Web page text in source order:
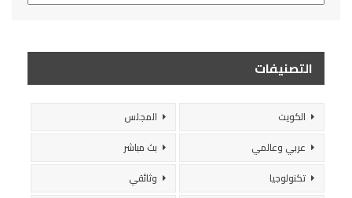
التصنيفات
الكويت
المجلس
عربي وعالمي
بث مباشر
تكنولوجيا
وثائقي